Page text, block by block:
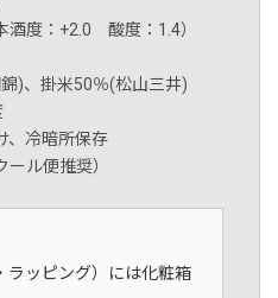
酒度：+2.0 酸度：1.4）
)、掛米50％(松山三井)
、冷暗所保存
ル便推奨）
ラッピング）には化粧箱